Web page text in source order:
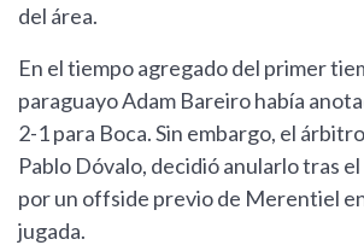
del área.
En el tiempo agregado del primer
paraguayo Adam Bareiro había
2-1 para Boca. Sin embargo, el
Pablo Dóvalo, decidió anularlo tras
por un offside previo de Merentiel
jugada.